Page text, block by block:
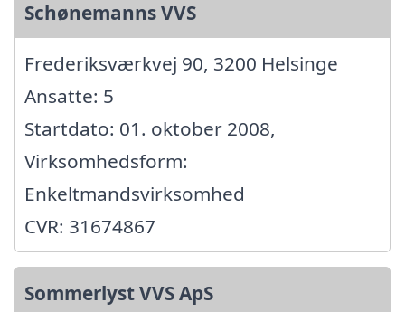
Schønemanns VVS
Frederiksværkvej 90, 3200 Helsinge
Ansatte: 5
Startdato: 01. oktober 2008,
Virksomhedsform:
Enkeltmandsvirksomhed
CVR: 31674867
Sommerlyst VVS ApS